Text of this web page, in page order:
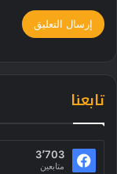
تابعنا
3٬703
متابعين